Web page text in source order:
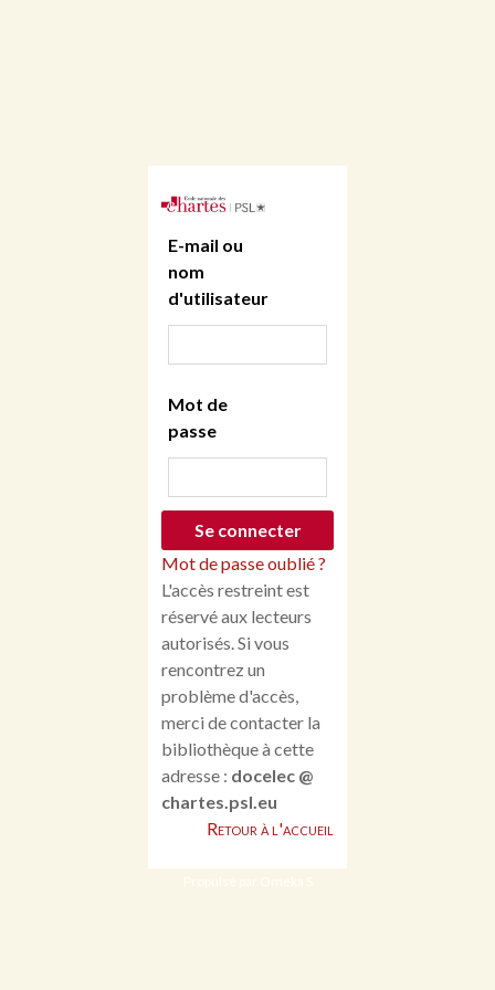
E-mail ou
nom
d'utilisateur
Mot de
passe
Mot de passe oublié ?
L'accès restreint est
réservé aux lecteurs
autorisés. Si vous
rencontrez un
problème d'accès,
merci de contacter la
bibliothèque à cette
adresse : docelec @
chartes.psl.eu
Retour à l'accueil
Propulsé par Omeka S